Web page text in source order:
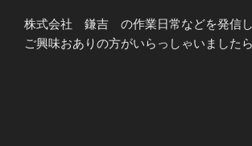
株式会社 鎌吉 の作業日常などを発信し
ご興味おありの方がいらっしゃいました